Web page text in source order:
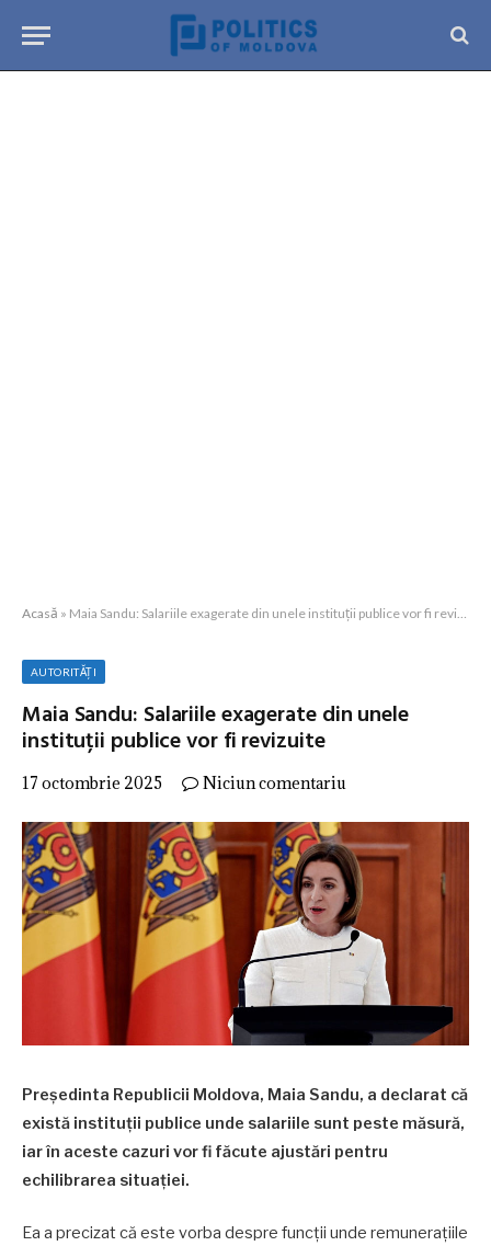
Acasă » Maia Sandu: Salariile exagerate din unele instituții publice vor fi revizuite
AUTORITĂȚI
Maia Sandu: Salariile exagerate din unele
instituții publice vor fi revizuite
17 octombrie 2025 Niciun comentariu
Preşedinta Republicii Moldova, Maia Sandu, a declarat că
există instituții publice unde salariile sunt peste măsură,
iar în aceste cazuri vor fi făcute ajustări pentru
echilibrarea situației.
Ea a precizat că este vorba despre funcții unde remunerațiile